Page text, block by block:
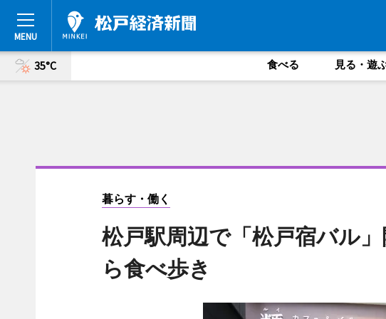
35°C 食べる 見る・遊
暮らす・働く
松戸駅周辺で「松戸宿バル
ら食べ歩き